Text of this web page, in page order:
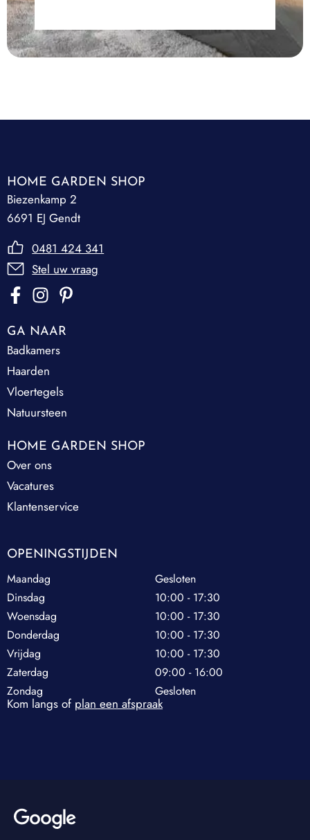
HOME GARDEN SHOP
Biezenkamp 2
6691 EJ Gendt
0481 424 341
Stel uw vraag
GA NAAR
Badkamers
Haarden
Vloertegels
Natuursteen
HOME GARDEN SHOP
Over ons
Vacatures
Klantenservice
OPENINGSTIJDEN
Maandag
Gesloten
Dinsdag
10:00 - 17:30
Woensdag
10:00 - 17:30
Donderdag
10:00 - 17:30
Vrijdag
10:00 - 17:30
Zaterdag
09:00 - 16:00
Zondag
Gesloten
Kom langs of plan een afspraak